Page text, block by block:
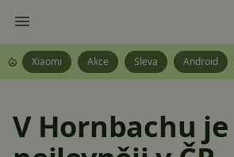
Xiaomi Akce Sleva Android
V Hornbachu je